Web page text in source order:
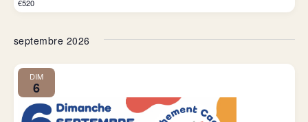
€520
septembre 2026
DIM
6